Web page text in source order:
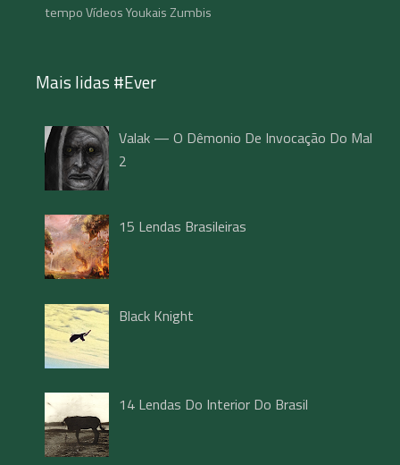
tempoVídeosYoukais Zumbis
Mais lidas #Ever
Valak — O Dêmonio De Invocação Do Mal
2
15 Lendas Brasileiras
Black Knight
14 Lendas Do Interior Do Brasil